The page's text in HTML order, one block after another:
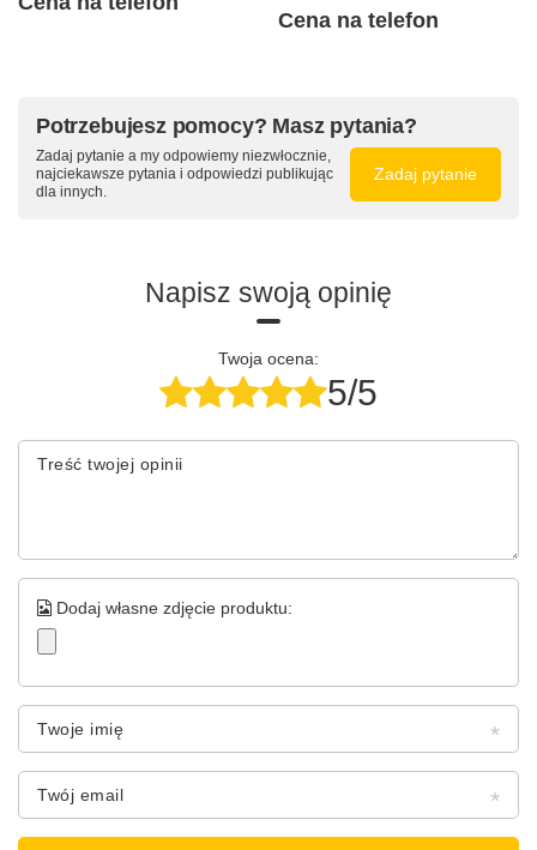
Cena na telefon
Potrzebujesz pomocy? Masz pytania?
Zadaj pytanie a my odpowiemy niezwłocznie,
najciekawsze pytania i odpowiedzi publikując
dla innych.
Zadaj pytanie
Napisz swoją opinię
Twoja ocena:
5/5
Treść twojej opinii
Dodaj własne zdjęcie produktu:
Twoje imię
Twój email